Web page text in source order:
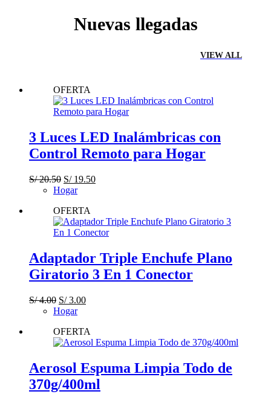
Nuevas llegadas
VIEW ALL
OFERTA
3 Luces LED Inalámbricas con
Control Remoto para Hogar
S/20.50 El
precio
era:
S/ 20.50.
S/19.50El
S/ 19.50.
Hogar
OFERTA
Adaptador Triple Enchufe Plano
Giratorio 3 En 1 Conector
S/4.00 El
precio
era:
S/ 4.00.
S/3.00El
es:
S/ 3.00.
Hogar
OFERTA
Aerosol Espuma Limpia Todo de
370g/400ml